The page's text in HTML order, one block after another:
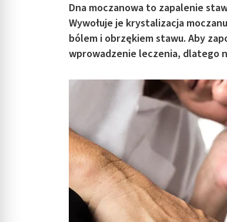
Dna moczanowa to zapalenie
Wywołuje je krystalizacja
bólem i obrzękiem stawu. Aby
wprowadzenie leczenia, dlatego